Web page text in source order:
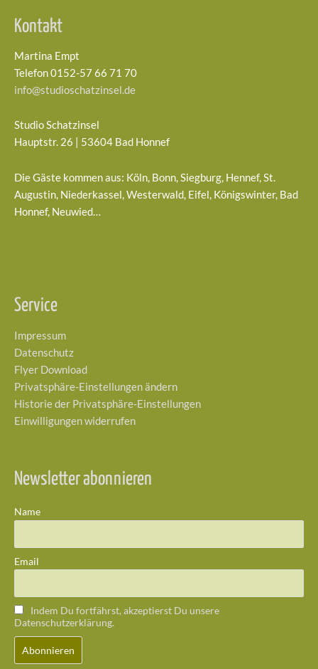
Kontakt
Martina Empt
Telefon 0152-57 66 71 70
info@studioschatzinsel.de
Studio Schatzinsel
Hauptstr. 26 | 53604 Bad Honnef
Die Gäste kommen aus: Köln, Bonn, Siegburg, Hennef, St.
Augustin, Niederkassel, Westerwald, Eifel, Königswinter, Bad
Honnef, Neuwied…
Service
Impressum
Datenschutz
Flyer Download
Privatsphäre-Einstellungen ändern
Historie der Privatsphäre-Einstellungen
Einwilligungen widerrufen
Newsletter abonnieren
Name
Email
Indem Du fortfährst, akzeptierst Du unsere
Datenschutzerklärung.